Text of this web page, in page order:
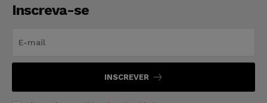
Inscreva-se
INSCREVER